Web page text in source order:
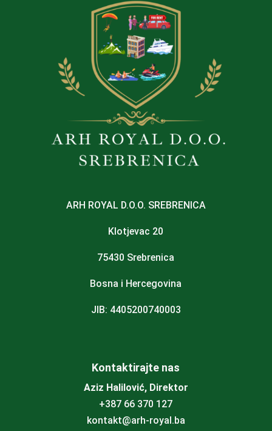
ARH ROYAL D.O.O. SREBRENICA
Klotjevac 20
75430 Srebrenica
Bosna i Hercegovina
JIB: 4405200740003
Kontaktirajte nas
Aziz Halilović, Direktor
+387 66 370 127
kontakt@arh-royal.ba